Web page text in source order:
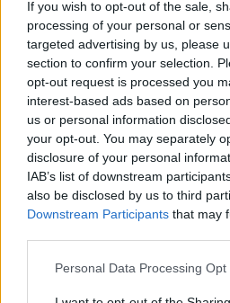
If you wish to opt-out of the sale,
processing of your personal or
targeted advertising by us, please
section to confirm your selection.
opt-out request is processed you
interest-based ads based on
us or personal information
your opt-out. You may separately
disclosure of your personal
IAB’s list of downstream
also be disclosed by us to third
Downstream Participants that may
Personal Data Processing Opt
Amire többmillióan vártunk:
csökken a riasztás
Helyi